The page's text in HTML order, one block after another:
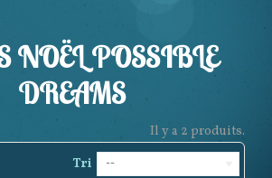
NOËL POSSIBLE
DREAMS
Il y a 2 produits.
Tri
--